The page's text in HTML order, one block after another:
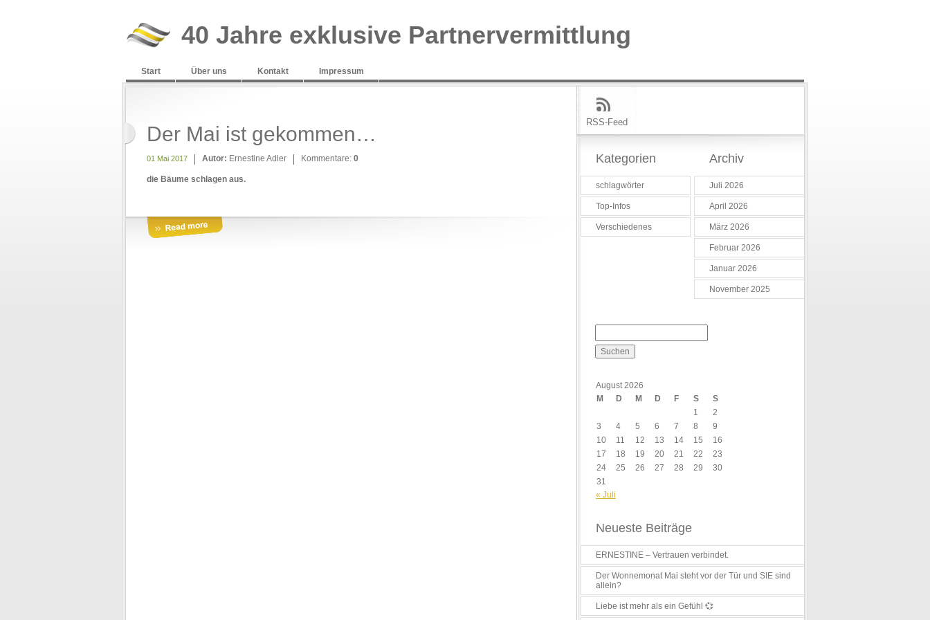
40 Jahre exklusive Partnervermittlung
Start Über uns Kontakt Impressum
Der Mai ist gekommen…
01 Mai 2017 Autor: Ernestine Adler Kommentare: 0
die Bäume schlagen aus.
RSS-Feed
Kategorien
schlagwörter
Top-Infos
Verschiedenes
Archiv
Juli 2026
April 2026
März 2026
Februar 2026
Januar 2026
November 2025
August 2026
M
D M D F S
S
1
2
3
4 5 6 7 8
9
10
11 12 13 14 15
16
17
18 19 20 21 22
23
24
25 26 27 28 29
30
31
« Juli
Neueste Beiträge
ERNESTINE – Vertrauen verbindet.
Der Wonnemonat Mai steht vor der Tür und SIE sind
allein?
Liebe ist mehr als ein Gefühl 💞